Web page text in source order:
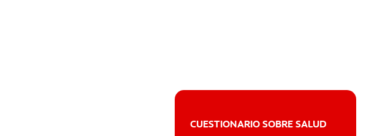
CUESTIONARIO SOBRE SALUD